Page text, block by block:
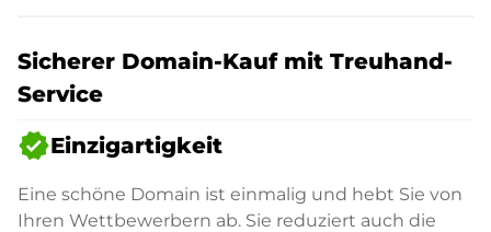
Sicherer Domain-Kauf mit Treuhand-
Service
verifiedEinzigartigkeit
Eine schöne Domain ist einmalig und hebt Sie von
Ihren Wettbewerbern ab. Sie reduziert auch die